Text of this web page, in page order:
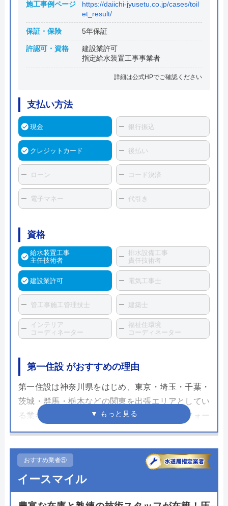
施工事例ページ
https://daiichi-jyusetu.co.jp/cases/toil
et_result/
保証・保険 5年保証
許認可・資格
建設業許可
指定給水装置工事事業者
詳細は公式HPでご確認ください
支払い方法
現金 銀行振込
クレジットカード 後払い
ローン コード決済
電子マネー 代引き
資格
給水装置工事
主任技術者
排水設備工事
責任技術者
建設業許可 電気工事士
管工事施工管理技士 建築士
インテリア
コーディネーター
福祉住環境
コーディネーター
第一住設 がおすすめの理由
第一住設は神奈川県をはじめ、東京・埼玉・千葉・
茨城・群馬・栃木などの関東を出張エリアとしてい
る業者で、板橋区も対象エリアとしているリフォー
ム業者です。
ム支援事業などの補助金申請の代理や独自の5年保
証などの手厚いサポートが売りで多くの方に喜ばれ
ています。
おすすめ業者⑤
イースマイル